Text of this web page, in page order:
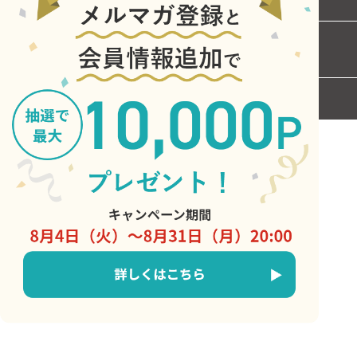
お問い合わせ